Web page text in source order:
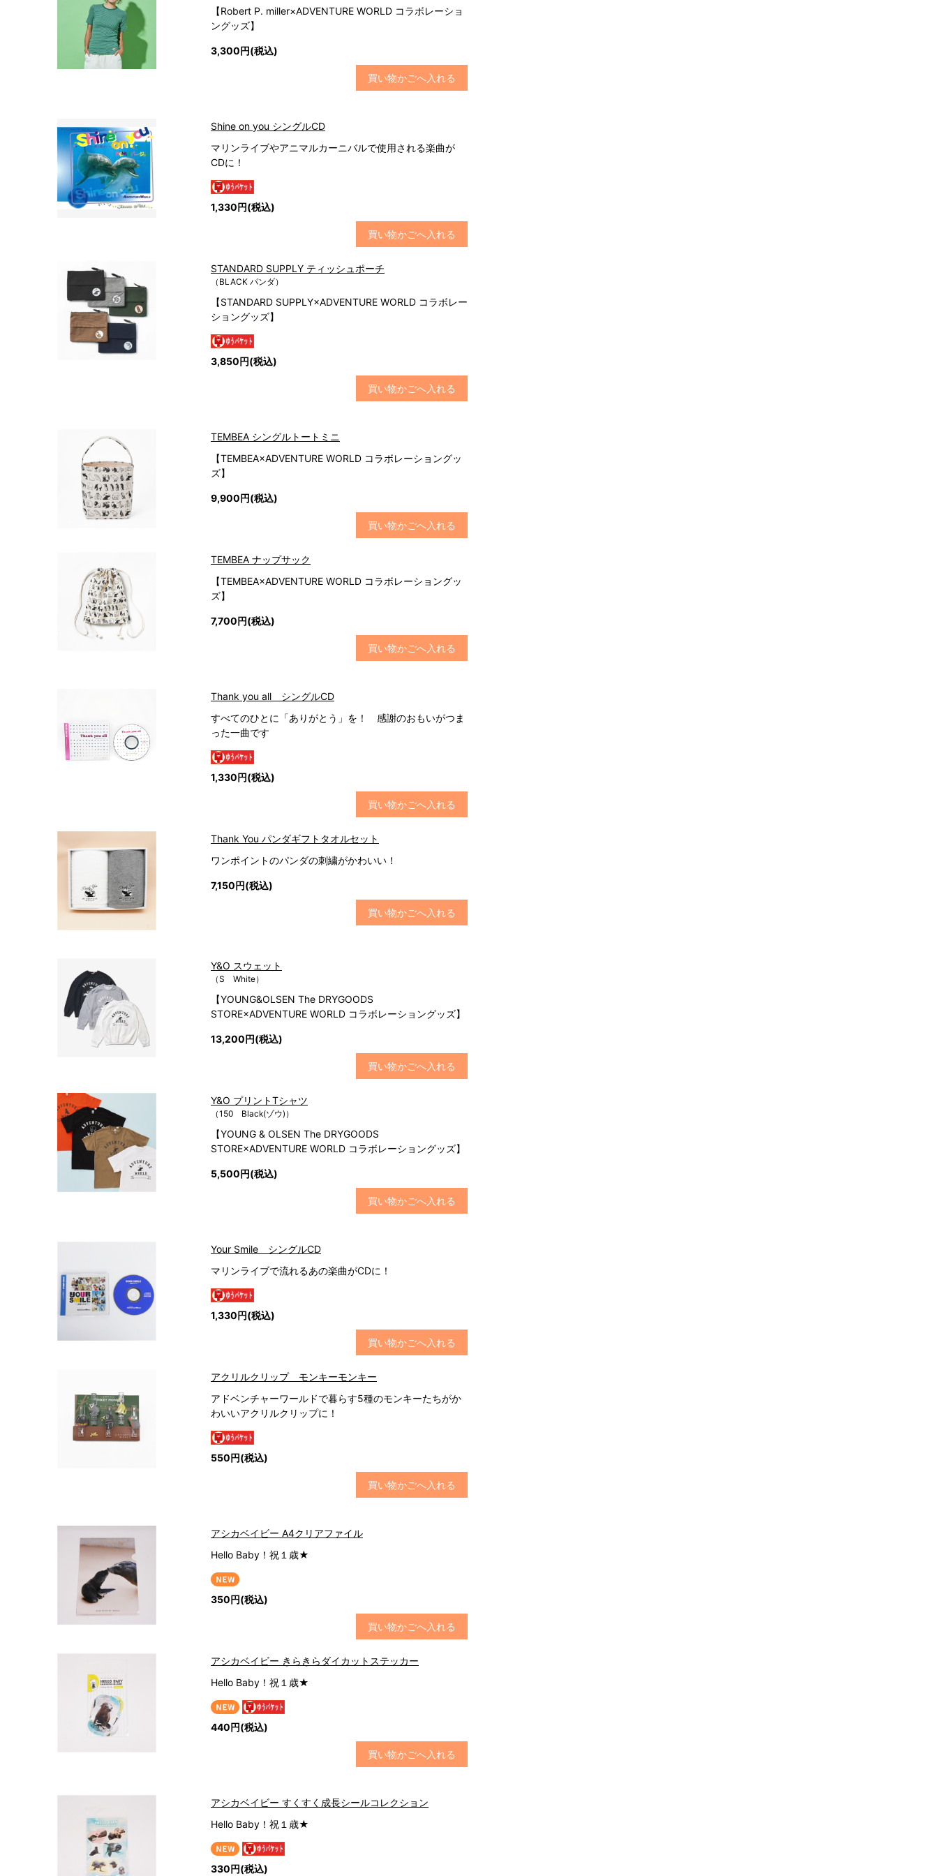
【Robert P. miller×ADVENTURE WORLD コラボレーショ
ングッズ】
3,300円(税込)
買い物かごへ入れる
Shine on you シングルCD
マリンライブやアニマルカーニバルで使用される楽曲が
CDに！
1,330円(税込)
買い物かごへ入れる
STANDARD SUPPLY ティッシュポーチ
（BLACK パンダ）
【STANDARD SUPPLY×ADVENTURE WORLD コラボレー
ショングッズ】
3,850円(税込)
買い物かごへ入れる
TEMBEA シングルトートミニ
【TEMBEA×ADVENTURE WORLD コラボレーショングッ
ズ】
9,900円(税込)
買い物かごへ入れる
TEMBEA ナップサック
【TEMBEA×ADVENTURE WORLD コラボレーショングッ
ズ】
7,700円(税込)
買い物かごへ入れる
Thank you all シングルCD
すべてのひとに「ありがとう」を！ 感謝のおもいがつま
った一曲です
1,330円(税込)
買い物かごへ入れる
Thank You パンダギフトタオルセット
ワンポイントのパンダの刺繍がかわいい！
7,150円(税込)
買い物かごへ入れる
Y&O スウェット
（S White）
【YOUNG&OLSEN The DRYGOODS
STORE×ADVENTURE WORLD コラボレーショングッズ】
13,200円(税込)
買い物かごへ入れる
Y&O プリントTシャツ
（150 Black(ゾウ)）
【YOUNG & OLSEN The DRYGOODS
STORE×ADVENTURE WORLD コラボレーショングッズ】
5,500円(税込)
買い物かごへ入れる
Your Smile シングルCD
マリンライブで流れるあの楽曲がCDに！
1,330円(税込)
買い物かごへ入れる
アクリルクリップ モンキーモンキー
アドベンチャーワールドで暮らす5種のモンキーたちがか
わいいアクリルクリップに！
550円(税込)
買い物かごへ入れる
アシカベイビー A4クリアファイル
Hello Baby！祝１歳★
350円(税込)
買い物かごへ入れる
アシカベイビー きらきらダイカットステッカー
Hello Baby！祝１歳★
440円(税込)
買い物かごへ入れる
アシカベイビー すくすく成長シールコレクション
Hello Baby！祝１歳★
330円(税込)